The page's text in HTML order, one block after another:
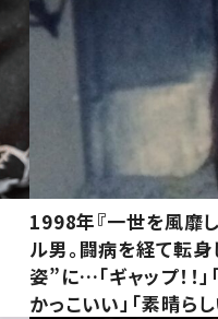
1998年『一世を風靡
ル男。闘病を経て転
姿”に…「ギャップ！！
かっこいい」「素晴らし